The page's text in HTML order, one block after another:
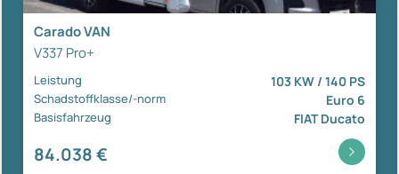
Carado VAN
V337 Pro+
Leistung 103 KW / 140 PS
Schadstoffklasse/-norm Euro 6
Basisfahrzeug FIAT Ducato
84.038 €